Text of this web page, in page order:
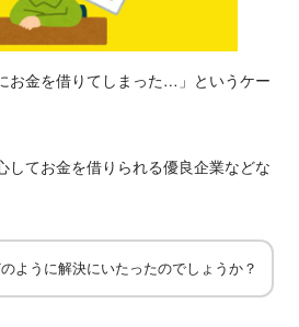
お金を借りてしまった…」というケー
してお金を借りられる優良企業などな
ように解決にいたったのでしょうか？